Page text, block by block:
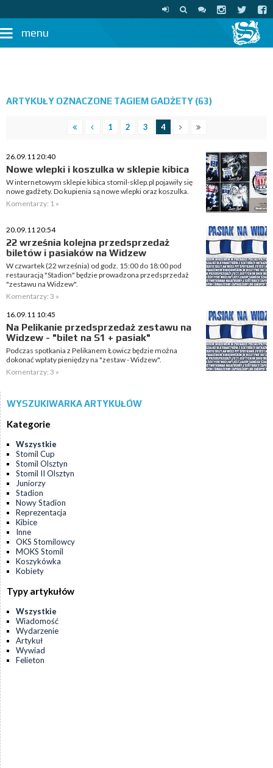
menu
ARTYKUŁY OZNACZONE TAGIEM GADŻETY (63)
1 2 3 4
26.09.11 20:40
Nowe wlepki i koszulka w sklepie kibica
W internetowym sklepie kibica stomil-sklep.pl pojawiły się
nowe gadżety. Do kupienia są nowe wlepki oraz koszulka.
Komentarzy: 1 »
20.09.11 20:54
22 września kolejna przedsprzedaż
biletów i pasiaków na Widzew
W czwartek (22 września) od godz. 15:00 do 18:00 pod
restauracją "Stadion" będzie prowadzona przedsprzedaż
"zestawu na Widzew".
Komentarzy: 3 »
16.09.11 10:45
Na Pelikanie przedsprzedaż zestawu na
Widzew - "bilet na S1 + pasiak"
Podczas spotkania z Pelikanem Łowicz będzie można
dokonać wpłaty pieniędzy na "zestaw - Widzew".
Komentarzy: 3 »
WYSZUKIWARKA ARTYKUŁÓW
Kategorie
Wszystkie
Stomil Cup
Stomil Olsztyn
Stomil II Olsztyn
Juniorzy
Stadion
Nowy Stadion
Reprezentacja
Kibice
Inne
OKS Stomilowcy
MOKS Stomil
Koszykówka
Kobiety
Typy artykułów
Wszystkie
Wiadomość
Wydarzenie
Artykuł
Wywiad
Felieton